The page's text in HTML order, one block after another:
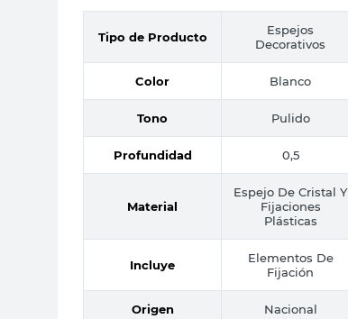
Tipo de Producto
Espejos
Decorativos
Color Blanco
Tono Pulido
Profundidad 0,5
Material
Espejo De Cristal Y
Fijaciones
Plásticas
Incluye
Elementos De
Fijación
Origen Nacional